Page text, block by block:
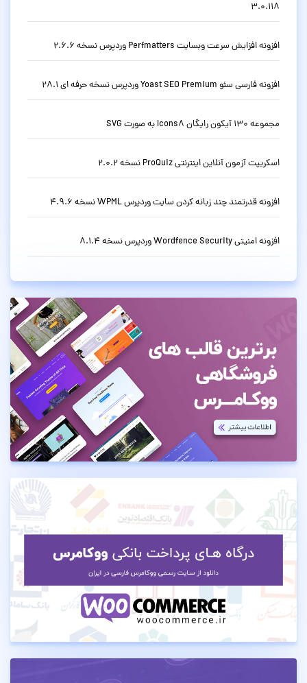
3.0.118
افزونه افزایش سرعت وبسایت Perfmatters وردپرس نسخه 2.6.6
افزونه فارسی سئو Yoast SEO Premium وردپرس نسخه حرفه ای 28.1
مجموعه 130 آیکون رایگان Icons8 به صورت SVG
اسکریپت آزمون آنلاین اینترنتی ProQuiz نسخه 2.0.2
افزونه قدرتمند چند زبانه کردن سایت وردپرس WPML نسخه 4.9.6
افزونه امنیتی Wordfence Security وردپرس نسخه 8.1.4